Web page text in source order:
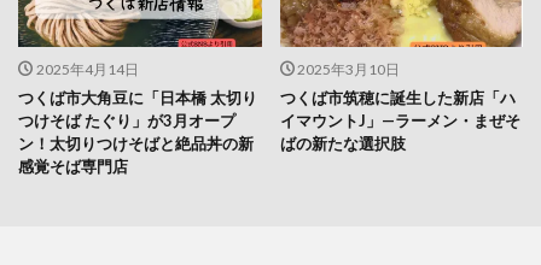
2025年4月14日
つくば市大角豆に「日本橋 太切り
つけそば たぐり」が3月オープ
ン！太切りつけそばと絶品丼の新
感覚そば専門店
2025年3月10日
つくば市筑穂に誕生した新店「ハ
イマウントJ」—ラーメン・まぜそ
ばの新たな選択肢